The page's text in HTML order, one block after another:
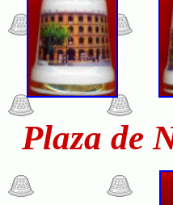
Plaza de